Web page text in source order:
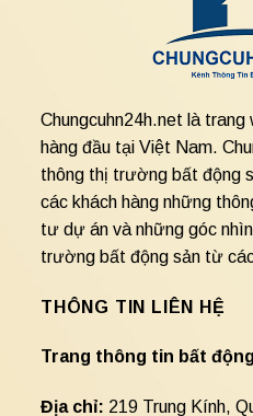
Chungcuhn24h.net là
hàng đầu tại Việt Nam.
thông thị trường bất động
các khách hàng những
tư dự án và những góc
trường bất động sản từ
THÔNG TIN LIÊN HỆ
Trang thông tin bất
Địa chỉ: 219 Trung Kính,